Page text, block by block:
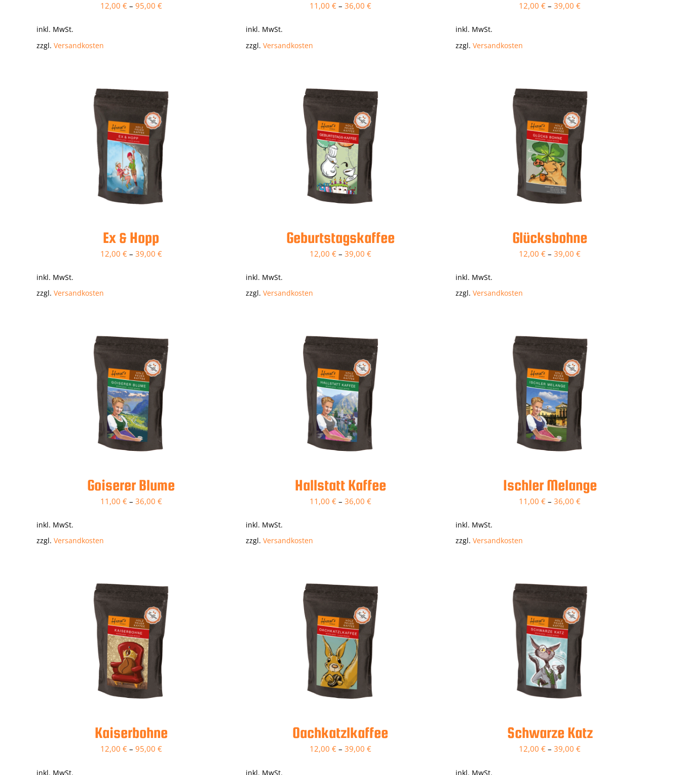
12,00 €– 95,00 €
inkl. MwSt.
zzgl. Versandkosten
11,00 €– 36,00 €
inkl. MwSt.
zzgl.Versandkosten
12,00€ –39,00€
inkl. MwSt.
zzgl. Versandkosten
Ex & Hopp
12,00 €– 39,00 €
inkl. MwSt.
zzgl. Versandkosten
Geburtstagskaffee
12,00 €– 39,00 €
inkl. MwSt.
zzgl.Versandkosten
Glücksbohne
12,00€ –39,00€
inkl. MwSt.
zzgl. Versandkosten
Goiserer Blume
11,00 €– 36,00 €
inkl. MwSt.
zzgl. Versandkosten
Hallstatt Kaffee
11,00 €– 36,00 €
inkl. MwSt.
zzgl.Versandkosten
Ischler Melange
11,00€ –36,00€
inkl. MwSt.
zzgl. Versandkosten
Kaiserbohne
12,00 €– 95,00 €
inkl. MwSt.
Oachkatzlkaffee
12,00 €– 39,00 €
inkl. MwSt.
Schwarze Katz
12,00€ –39,00€
inkl. MwSt.